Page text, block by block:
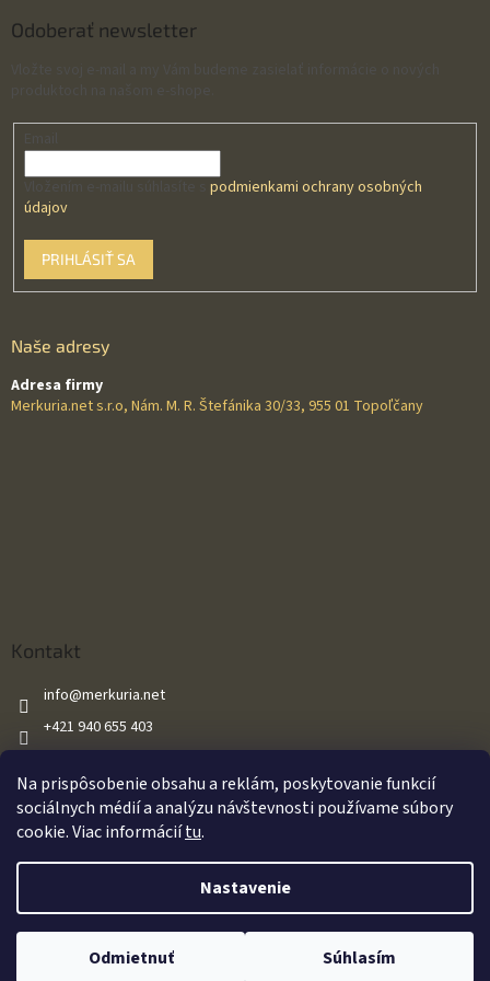
Na prispôsobenie obsahu a reklám, poskytovanie funkcií
sociálnych médií a analýzu návštevnosti používame súbory
cookie. Viac informáciítu.
Nastavenie
Odmietnuť Súhlasím
Oznamujeme našim zákazníkom že všetky naše vzduchové zbrane sú
predávané s výkonom do 17J v súlade so zákonom. Za akékoľvek
Odoberať newsletter
podmienkami ochrany osobných
údajov
PRIHLÁSIŤ SA
Naše adresy
Adresa firmy
Merkuria.net s.r.o, Nám. M. R. Štefánika 30/33, 955 01 Topoľčany
Kontakt
info@merkuria.net
+421 940 655 403
Merkuria.net
Copyright 2026Merkuria.net. Všetky práva vyhradené.Upraviť